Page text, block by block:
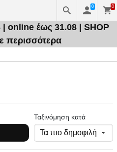
0 0
online έως 31.08 | SHOP
περισσότερα
Ταξινόμηση κατά